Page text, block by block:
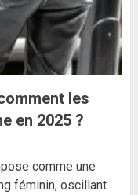
les
en 2025 ?
comme une
féminin, oscillant